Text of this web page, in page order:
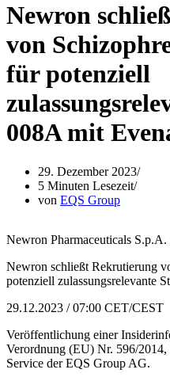
Newron
von
für potenziell
008A mit
29. Dezember 2023
5 Minuten Lesezeit
von EQS Group
Newron Pharmaceuticals
Newron schließt Rekrutierung
potenziell zulassungsrelevante
29.12.2023 / 07:00 CET/CEST
Veröffentlichung einer
Verordnung (EU) Nr. 596/
Service der EQS Group AG.